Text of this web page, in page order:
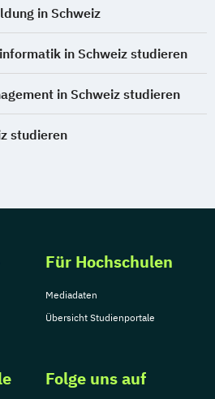
in Schweiz
in Schweiz studieren
in Schweiz studieren
studieren
Für Hochschulen
Mediadaten
Übersicht Studienportale
Folge uns auf